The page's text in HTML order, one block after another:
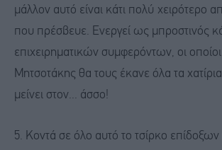
μάλλον αυτό είναι κάτι πολύ χειρότερο
που πρέσβευε. Ενεργεί ως μπροστινός
επιχειρηματικών συμφερόντων, οι οποίοι
Μητσοτάκης θα τους έκανε όλα τα
μείνει στον... άσσο!
5. Κοντά σε όλο αυτό το τσίρκο επίδοξων